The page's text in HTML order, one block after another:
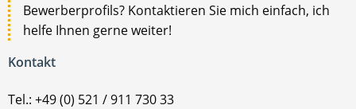
Bewerberprofils? Kontaktieren Sie mich einfach, ich
helfe Ihnen gerne weiter!
Kontakt
Tel.: +49 (0) 521 / 911 730 33